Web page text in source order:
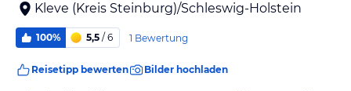
Kleve (Kreis Steinburg)/Schleswig-Holstein
100% 5,5 / 6 1 Bewertung
Reisetipp bewerten Bilder hochladen